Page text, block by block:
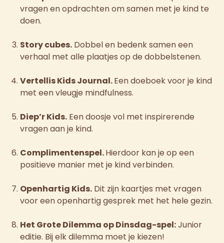
vragen en opdrachten om samen met je kind te
doen.
Story cubes. Dobbel en bedenk samen een
verhaal met alle plaatjes op de dobbelstenen.
Vertellis Kids Journal.Een doeboek voor je kind
met een vleugje mindfulness.
Diep’r Kids. Een doosje vol met inspirerende
vragen aan je kind.
Complimentenspel.Hierdoor kan je op een
positieve manier met je kind verbinden.
Openhartig Kids. Dit zijn kaartjes met vragen
voor een openhartig gesprek met het hele gezin.
Het Grote Dilemma op Dinsdag-spel:Junior
editie. Bij elk dilemma moet je kiezen!